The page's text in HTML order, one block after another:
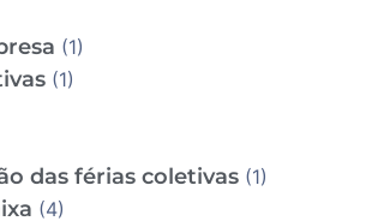
(1)
(1)
das férias coletivas (1)
(4)